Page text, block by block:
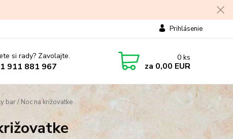
Prihlásenie
si rady? Zavolajte.
911 881 967
0 ks
za 0,00 EUR
bar / Noc na križovatke